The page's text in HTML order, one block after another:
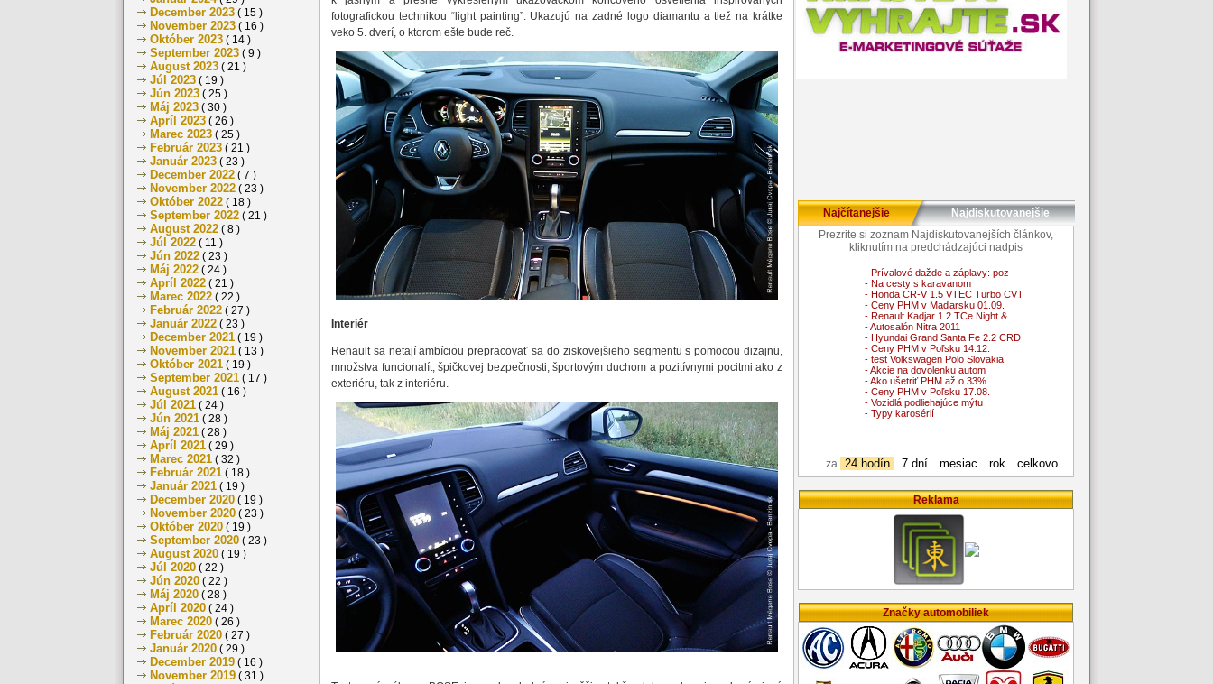
December 2023 ( 15 )
November 2023 ( 16 )
Október 2023 ( 14 )
September 2023 ( 9 )
August 2023 ( 21 )
Júl 2023 ( 19 )
Jún 2023 ( 25 )
Máj 2023 ( 30 )
Apríl 2023 ( 26 )
Marec 2023 ( 25 )
Február 2023 ( 21 )
Január 2023 ( 23 )
December 2022 ( 7 )
November 2022 ( 23 )
Október 2022 ( 18 )
September 2022 ( 21 )
August 2022 ( 8 )
Júl 2022 ( 11 )
Jún 2022 ( 23 )
Máj 2022 ( 24 )
Apríl 2022 ( 21 )
Marec 2022 ( 22 )
Február 2022 ( 27 )
Január 2022 ( 23 )
December 2021 ( 19 )
November 2021 ( 13 )
Október 2021 ( 19 )
September 2021 ( 17 )
August 2021 ( 16 )
Júl 2021 ( 24 )
Jún 2021 ( 28 )
Máj 2021 ( 28 )
Apríl 2021 ( 29 )
Marec 2021 ( 32 )
Február 2021 ( 18 )
Január 2021 ( 19 )
December 2020 ( 19 )
November 2020 ( 23 )
Október 2020 ( 19 )
September 2020 ( 23 )
August 2020 ( 19 )
Júl 2020 ( 22 )
Jún 2020 ( 22 )
Máj 2020 ( 28 )
Apríl 2020 ( 24 )
Marec 2020 ( 26 )
Február 2020 ( 27 )
Január 2020 ( 29 )
December 2019 ( 16 )
November 2019 ( 31 )
fotografickou technikou “light painting”. Ukazujú na zadné logo diamantu a tiež na krátke
veko 5. dverí, o ktorom ešte bude reč.
Interiér
Renault sa netají ambíciou prepracovať sa do ziskovejšieho segmentu s pomocou dizajnu,
množstva funcionalít, špičkovej bezpečnosti, športovým duchom a pozitívnymi pocitmi ako z
exteriéru, tak z interiéru.
Najčítanejšie
Najdiskutovanejšie
Prezrite si zoznam Najdiskutovanejších článkov,
kliknutím na predchádzajúci nadpis
- Prívalové dažde a záplavy: poz
- Na cesty s karavanom
- Honda CR-V 1.5 VTEC Turbo CVT
- Ceny PHM v Maďarsku 01.09.
- Renault Kadjar 1.2 TCe Night &
- Autosalón Nitra 2011
- Hyundai Grand Santa Fe 2.2 CRD
- Ceny PHM v Poľsku 14.12.
- test Volkswagen Polo Slovakia
- Akcie na dovolenku autom
- Ako ušetriť PHM až o 33%
- Ceny PHM v Poľsku 17.08.
- Vozidlá podliehajúce mýtu
- Typy karosérií
za 24 hodín 7 dní mesiac rok celkovo
Reklama
Značky automobiliek